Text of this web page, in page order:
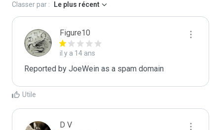
Classer par : Le plus récent
Figure10
il y a 14 ans
Reported by JoeWein as a spam domain
Utile
D V